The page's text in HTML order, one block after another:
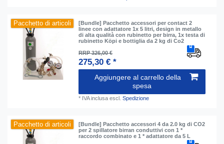
Pacchetto di articoli
[Bundle] Pacchetto accessori per contact 2
linee con adattatore 1x 5 litri, design in metallo
di alta qualità con rubinetto per birra, 1x testa di
rubinetto Köpi e bottiglia da 2 kg di Co2
RRP 326,00 €
275,30 € *
Aggiungere al carrello della
spesa
* IVA inclusa escl.Spedizione
Pacchetto di articoli
[Bundle] Pacchetto accessori 4 da 2.0 kg di CO2
per 2 spillatore birran conduttivi con 1 *
raccordo combinato e 1 * adattatore da 5 L